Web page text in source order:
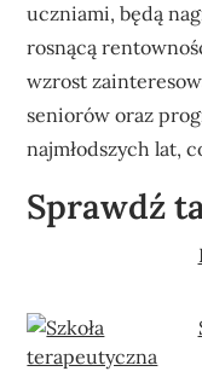
uczniami, będą
rosnącą
wzrost
seniorów oraz
najmłodszych lat,
Sprawdź